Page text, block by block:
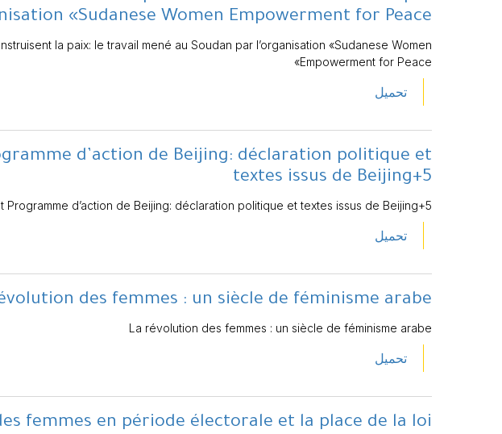
«Sudanese Women Empowerment for Peace»
la paix: le travail mené au Soudan par l’organisation «Sudanese Women
Empowerment for Peace»
تحميل
d’action de Beijing: déclaration politique et
textes issus de Beijing+5
Programme d’action de Beijing: déclaration politique et textes issus de Beijing+5
تحميل
des femmes : un siècle de féminisme arabe
La révolution des femmes : un siècle de féminisme arabe
تحميل
femmes en période électorale et la place de la loi